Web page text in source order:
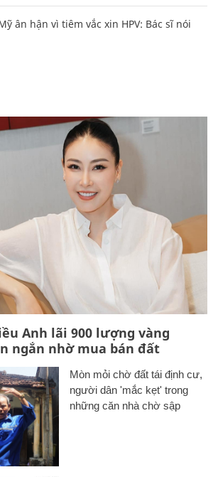
ân hận vì tiêm vắc xin HPV: Bác sĩ nói
Anh lãi 900 lượng vàng
ngắn nhờ mua bán đất
Mòn mỏi chờ đất tái định cư,
người dân 'mắc kẹt' trong
những căn nhà chờ sập